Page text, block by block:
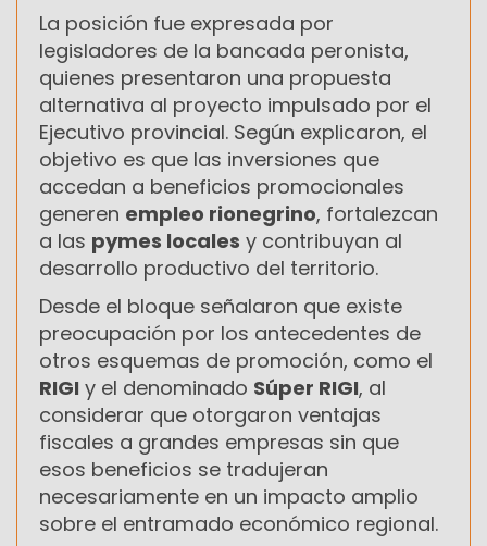
La posición fue expresada por
legisladores de la bancada peronista,
quienes presentaron una propuesta
alternativa al proyecto impulsado por el
Ejecutivo provincial. Según explicaron, el
objetivo es que las inversiones que
accedan a beneficios promocionales
generen empleo rionegrino, fortalezcan
a las pymes locales y contribuyan al
desarrollo productivo del territorio.
Desde el bloque señalaron que existe
preocupación por los antecedentes de
otros esquemas de promoción, como el
RIGI y el denominado Súper RIGI, al
considerar que otorgaron ventajas
fiscales a grandes empresas sin que
esos beneficios se tradujeran
necesariamente en un impacto amplio
sobre el entramado económico regional.